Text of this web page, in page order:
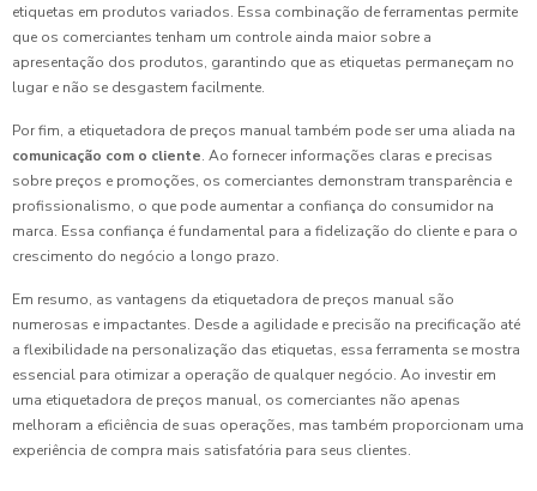
etiquetas em produtos variados. Essa combinação de ferramentas permite
que os comerciantes tenham um controle ainda maior sobre a
apresentação dos produtos, garantindo que as etiquetas permaneçam no
lugar e não se desgastem facilmente.
Por fim, a etiquetadora de preços manual também pode ser uma aliada na
comunicação com o cliente. Ao fornecer informações claras e precisas
sobre preços e promoções, os comerciantes demonstram transparência e
profissionalismo, o que pode aumentar a confiança do consumidor na
marca. Essa confiança é fundamental para a fidelização do cliente e para o
crescimento do negócio a longo prazo.
Em resumo, as vantagens da etiquetadora de preços manual são
numerosas e impactantes. Desde a agilidade e precisão na precificação até
a flexibilidade na personalização das etiquetas, essa ferramenta se mostra
essencial para otimizar a operação de qualquer negócio. Ao investir em
uma etiquetadora de preços manual, os comerciantes não apenas
melhoram a eficiência de suas operações, mas também proporcionam uma
experiência de compra mais satisfatória para seus clientes.